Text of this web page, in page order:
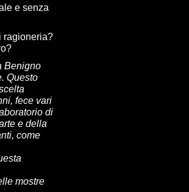
e senza
ragioneria?
Benigno
Questo
fece vari
di
e della
come
mostre